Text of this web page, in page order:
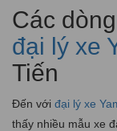
Các
đại lý xe
Tiến
Đến với đại lý xe
thấy nhiều mẫu xe